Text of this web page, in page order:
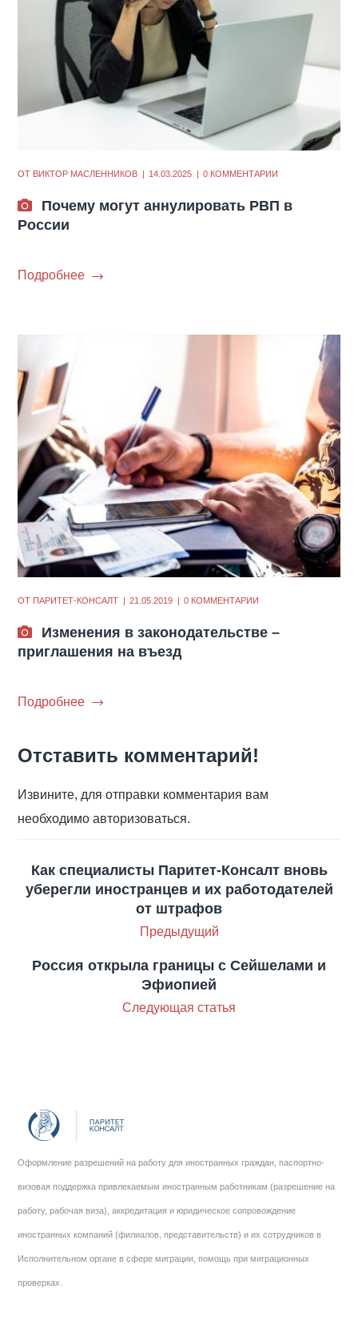
ОТ ВИКТОР МАСЛЕННИКОВ 14.03.2025 0 КОММЕНТАРИИ
Почему могут аннулировать РВП в
России
Подробнее
ОТ ПАРИТЕТ-КОНСАЛТ 21.05.2019 0 КОММЕНТАРИИ
Изменения в законодательстве –
приглашения на въезд
Подробнее
Отставить комментарий!
Извините, для отправки комментария вам
необходимо авторизоваться.
Как специалисты Паритет-Консалт вновь
уберегли иностранцев и их работодателей
от штрафов
Предыдущий
Россия открыла границы с Сейшелами и
Эфиопией
Следующая статья
Оформление разрешений на работу для иностранных граждан, паспортно-
визовая поддержка привлекаемым иностранным работникам (разрешение на
работу, рабочая виза), аккредитация и юридическое сопровождение
иностранных компаний (филиалов, представительств) и их сотрудников в
Исполнительном органе в сфере миграции, помощь при миграционных
проверках.